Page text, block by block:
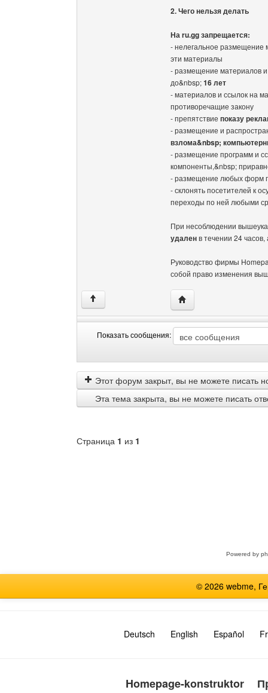
2. Чего нельзя делать
На ru.gg запрещается:
- нелегальное
эти материалы
- размещение материалов
до&nbsp;16 лет
- материалов и ссылок на
противоречащие закону
- препятствие показу
- размещение и
взлома&nbsp;
- размещение программ и
компоненты,&nbsp;
- размещение любых форм
- склонять посетителей к
переходы по ней любыми
При несоблюдении
удаленв течении 24
Руководство фирмы
собой право изменения
↑ Посетить сайт
Показать сообщения:
сообщения
by
Этот форум закрыт, вы не можете писать
Эта тема закрыта, вы не можете писать
Страница 1 из 1
Powered by
© 2026 webme,
Deutsch English Español
Homepage-konstruktor